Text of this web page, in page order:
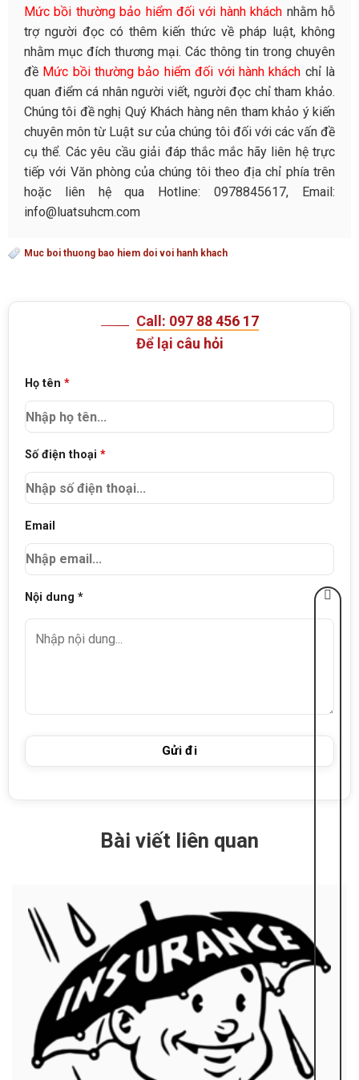
Mức bồi thường bảo hiểm đối với hành khách nhằm hỗ
trợ người đọc có thêm kiến thức về pháp luật, không
nhằm mục đích thương mại. Các thông tin trong chuyên
đề Mức bồi thường bảo hiểm đối với hành khách chỉ là
quan điểm cá nhân người viết, người đọc chỉ tham khảo.
Chúng tôi đề nghị Quý Khách hàng nên tham khảo ý kiến
chuyên môn từ Luật sư của chúng tôi đối với các vấn đề
cụ thể. Các yêu cầu giải đáp thắc mắc hãy liên hệ trực
tiếp với Văn phòng của chúng tôi theo địa chỉ phía trên
hoặc liên hệ qua Hotline: 0978845617, Email:
info@luatsuhcm.com
Muc boi thuong bao hiem doi voi hanh khach
Call: 097 88 456 17
Để lại câu hỏi
Họ tên *
Số điện thoại *
Email
Nội dung *
Bài viết liên quan